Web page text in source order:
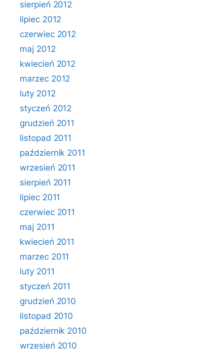
sierpień 2012
lipiec 2012
czerwiec 2012
maj 2012
kwiecień 2012
marzec 2012
luty 2012
styczeń 2012
grudzień 2011
listopad 2011
październik 2011
wrzesień 2011
sierpień 2011
lipiec 2011
czerwiec 2011
maj 2011
kwiecień 2011
marzec 2011
luty 2011
styczeń 2011
grudzień 2010
listopad 2010
październik 2010
wrzesień 2010